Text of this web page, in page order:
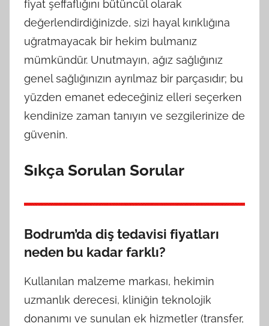
fiyat şeffaflığını bütüncül olarak
değerlendirdiğinizde, sizi hayal kırıklığına
uğratmayacak bir hekim bulmanız
mümkündür. Unutmayın, ağız sağlığınız
genel sağlığınızın ayrılmaz bir parçasıdır; bu
yüzden emanet edeceğiniz elleri seçerken
kendinize zaman tanıyın ve sezgilerinize de
güvenin.
Sıkça Sorulan Sorular
Bodrum’da diş tedavisi fiyatları
neden bu kadar farklı?
Kullanılan malzeme markası, hekimin
uzmanlık derecesi, kliniğin teknolojik
donanımı ve sunulan ek hizmetler (transfer,